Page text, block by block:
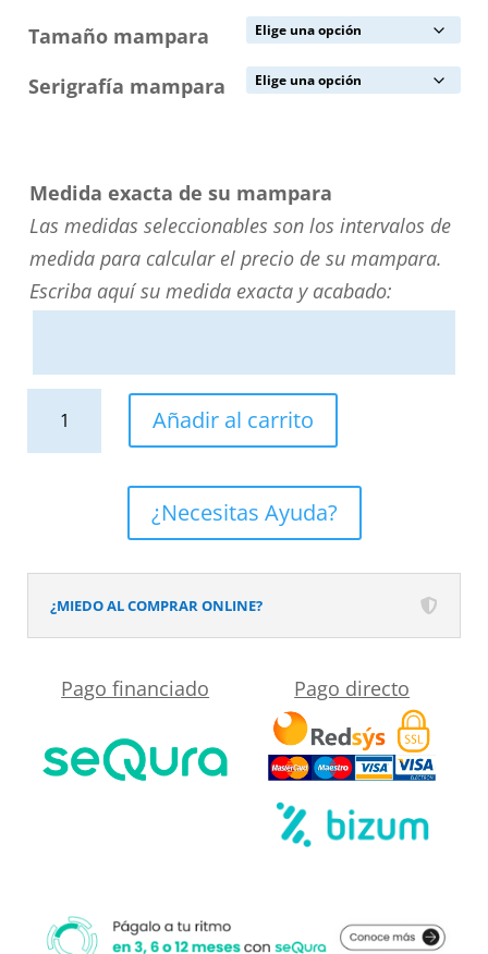
Tamaño mampara
Serigrafía mampara
Medida exacta de su mampara
Las medidas seleccionables son los intervalos de
medida para calcular el precio de su mampara.
Escriba aquí su medida exacta y acabado:
1
fijo
-1
corredera
Sin
BRILLO
Añadir al carrito
¿Necesitas Ayuda?
¿MIEDO AL COMPRAR ONLINE?
Pago financiado Pago directo